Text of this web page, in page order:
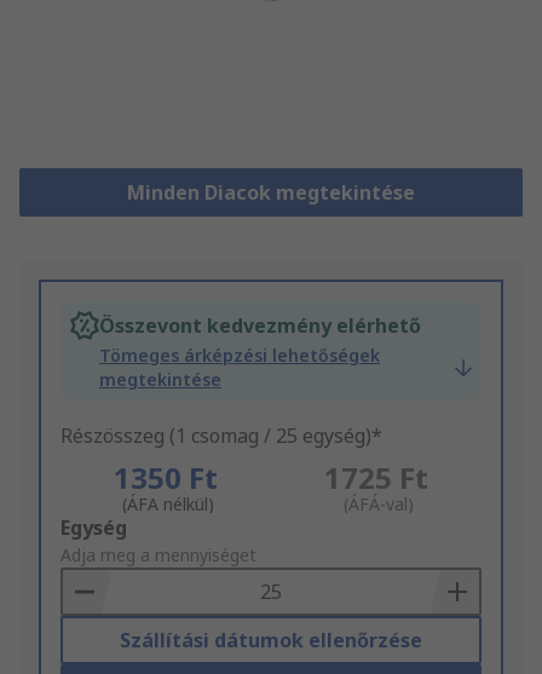
Minden Diacok megtekintése
Összevont kedvezmény elérhető
Tömeges árképzési lehetőségek
megtekintése
Részösszeg (1 csomag / 25 egység)*
1350 Ft
(ÁFA nélkül)
1725 Ft
(ÁFÁ-val)
Add
to
Basket
Egység
Adja meg a mennyiséget
Szállítási dátumok ellenőrzése